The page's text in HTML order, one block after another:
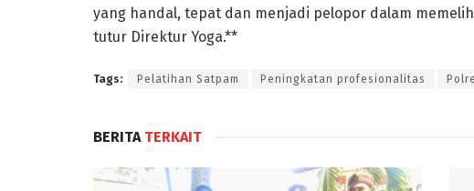
yang handal, tepat dan menjadi pelopor dalam
tutur Direktur Yoga.**
Tags: Pelatihan Satpam Peningkatan profesionalitas
BERITATERKAIT